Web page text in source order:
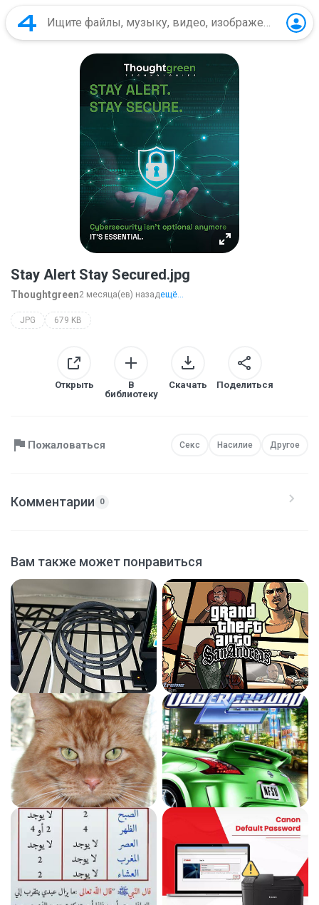
Stay Alert Stay Secured.jpg
Thoughtgreen2 месяца(ев) назадещё...
JPG 679 KB
Открыть
В
библиотеку
Скачать Поделиться
Пожаловаться Секс Насилие Другое
Комментарии 0
Вам также может понравиться